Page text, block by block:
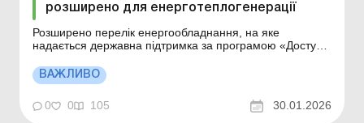
розширено для енерготеплогенерації
Розширено перелік енергообладнання, на яке
надається державна підтримка за програмою «Доступні
установки, що виробляють тепло- та електроенергію.
Більше за темою: Доступні кредити «5-7-9»: нові
ВАЖЛИВО
0 0 105 30.01.2026